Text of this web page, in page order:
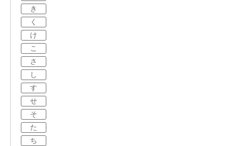
き
く
け
こ
さ
し
す
せ
そ
た
ち